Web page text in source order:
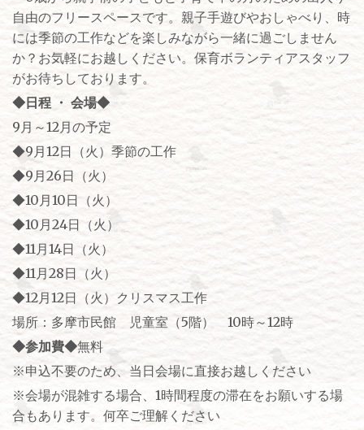
自由のフリースペースです。親子手遊びやおしゃべり、時
には季節の工作などを楽しみながら一緒に過ごしません
か？お気軽にお越しください。保育ボランティアスタッフ
がお待ちしております。
◆日程 ・ 会場◆
9月～12月の予定
◆9月12日（火）季節の工作
◆9月26日（火）
◆10月10日（火）
◆10月24日（火）
◆11月14日（火）
◆11月28日（火）
◆12月12日（火）クリスマス工作
場所：多摩市民館 児童室（5階） 10時～12時
◆参加費◆無料
※申込不要のため、当日会場に直接お越しください
※会場が混雑する場合、1時間程度の滞在をお願いする場
合もあります。何卒ご理解ください